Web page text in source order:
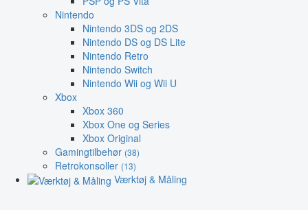
Nintendo
Nintendo 3DS og 2DS
Nintendo DS og DS Lite
Nintendo Retro
Nintendo Switch
Nintendo Wii og Wii U
Xbox
Xbox 360
Xbox One og Series
Xbox Original
Gamingtilbehør (38)
Retrokonsoller (13)
Værktøj & Måling